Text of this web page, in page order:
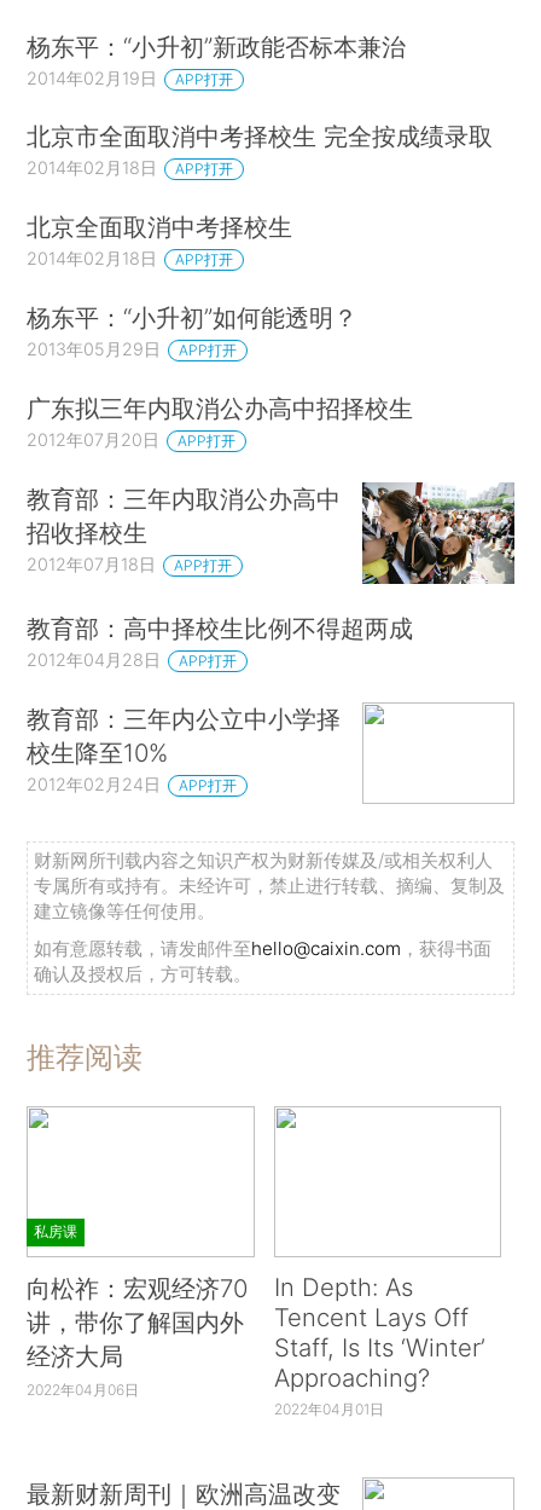
杨东平：“小升初”新政能否标本兼治
2014年02月19日 APP打开
北京市全面取消中考择校生 完全按成绩录取
2014年02月18日 APP打开
北京全面取消中考择校生
2014年02月18日 APP打开
杨东平：“小升初”如何能透明？
2013年05月29日 APP打开
广东拟三年内取消公办高中招择校生
2012年07月20日 APP打开
教育部：三年内取消公办高中
招收择校生
2012年07月18日 APP打开
教育部：高中择校生比例不得超两成
2012年04月28日 APP打开
教育部：三年内公立中小学择
校生降至10%
2012年02月24日 APP打开
财新网所刊载内容之知识产权为财新传媒及/或相关权利人
专属所有或持有。未经许可，禁止进行转载、摘编、复制及
建立镜像等任何使用。
如有意愿转载，请发邮件至hello@caixin.com ，获得书面
确认及授权后，方可转载。
推荐阅读
私房课
向松祚：宏观经济70
讲，带你了解国内外
经济大局
2022年04月06日
In Depth: As
Tencent Lays Off
Staff, Is Its ‘Winter’
Approaching?
2022年04月01日
最新财新周刊｜欧洲高温改变